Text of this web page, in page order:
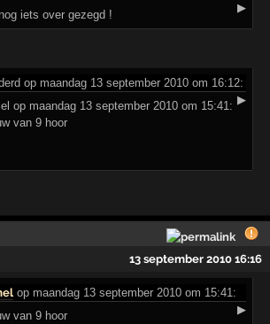
▶
iets over gezegd !
op maandag 13 september 2010 om 16:12:
▶
op maandag 13 september 2010 om 15:41:
van 9 hoor
13 september 2010 16:16
op maandag 13 september 2010 om 15:41:
▶
van 9 hoor